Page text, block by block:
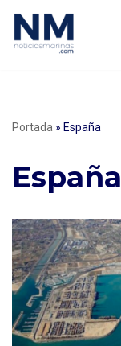
Saltar
Portada » España
España